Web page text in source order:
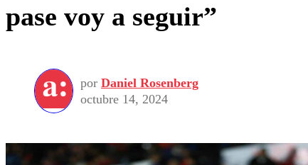
pase voy a seguir”
por Daniel Rosenberg
octubre 14, 2024